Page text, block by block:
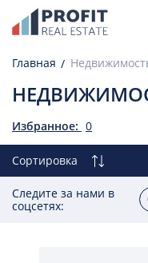
Главная
Избранное: 0
Сортировка
Следите за нами в
соцсетях: